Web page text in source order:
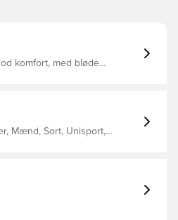
komfort, med bløde
Mænd, Sort, Unisport,